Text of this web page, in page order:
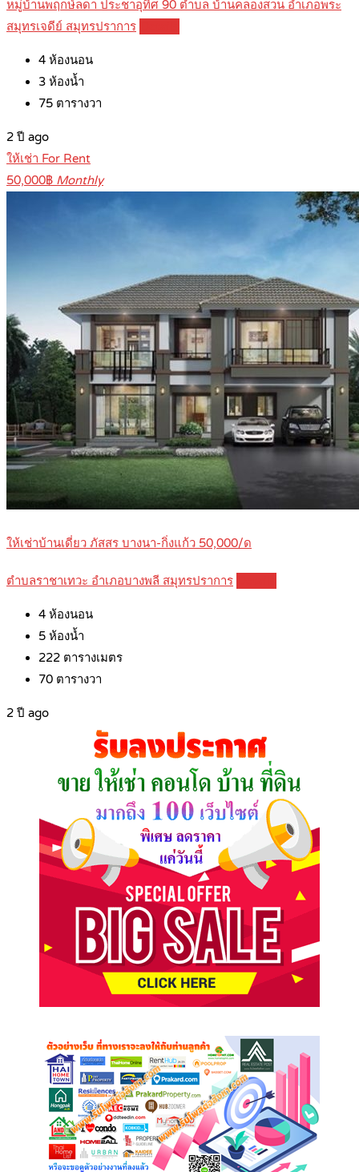
หมู่บ้านพฤกษ์ลดา ประชาอุทิศ 90 ตำบล บ้านคลองสวน อำเภอพระ
สมุทรเจดีย์ สมุทรปราการ
4 ห้องนอน
3 ห้องน้ำ
75 ตารางวา
2 ปี ago
ให้เช่า For Rent
50,000฿ Monthly
ให้เช่าบ้านเดี่ยว ภัสสร บางนา-กิ่งแก้ว 50,000/ด
ตำบลราชาเทวะ อำเภอบางพลี สมุทรปราการ
4 ห้องนอน
5 ห้องน้ำ
222 ตารางเมตร
70 ตารางวา
2 ปี ago